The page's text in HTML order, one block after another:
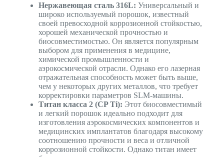
Нержавеющая сталь 316L: Универсальный и
широко используемый порошок, известный
своей превосходной коррозионной стойкостью,
хорошей механической прочностью и
биосовместимостью. Он является популярным
выбором для применения в медицине,
химической промышленности и
аэрокосмической отрасли. Однако его лазерная
отражательная способность может быть выше,
чем у некоторых других металлов, что требует
корректировки параметров SLM-машины.
Титан класса 2 (CP Ti): Этот биосовместимый
и легкий порошок идеально подходит для
изготовления аэрокосмических компонентов и
медицинских имплантатов благодаря высокому
соотношению прочности и веса и отличной
коррозионной стойкости. Однако титан имеет